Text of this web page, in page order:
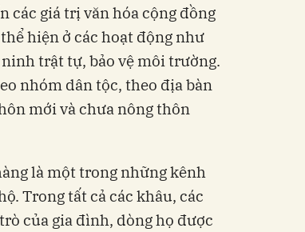
các giá trị văn hóa cộng đồng
hiện ở các hoạt động như
trật tự, bảo vệ môi trường.
nhóm dân tộc, theo địa bàn
mới và chưa nông thôn
là một trong những kênh
Trong tất cả các khâu, các
của gia đình, dòng họ được